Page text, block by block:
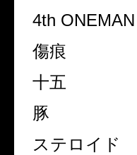
4th ONEMAN
傷痕
十五
豚
ステロイド